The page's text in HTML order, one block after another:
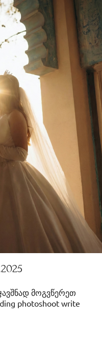
მოგვწერეთ
photoshoot write